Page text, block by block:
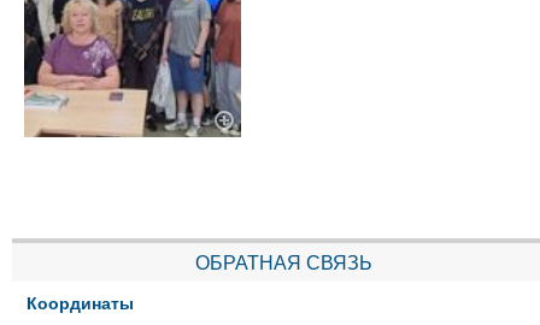
ОБРАТНАЯ СВЯЗЬ
Координаты